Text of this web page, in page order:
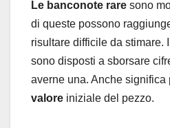
Le banconote rare sono
di queste possono
risultare difficile da stimare.
sono disposti a sborsare
averne una. Anche significa
valore iniziale del pezzo.